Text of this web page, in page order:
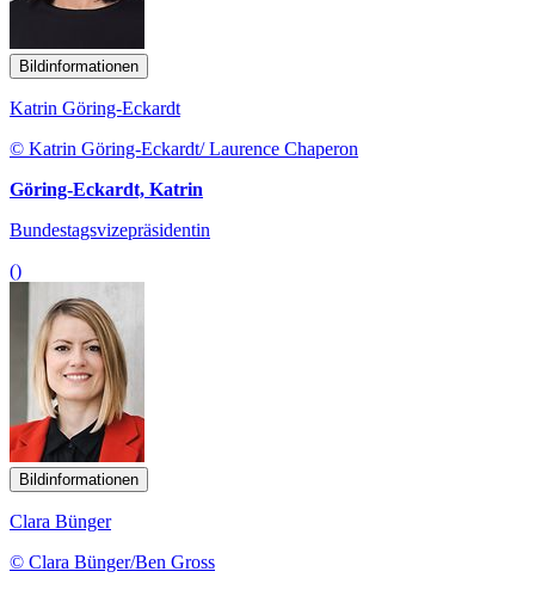
Bildinformationen
Katrin Göring-Eckardt
© Katrin Göring-Eckardt/ Laurence Chaperon
Göring-Eckardt, Katrin
Bundestagsvizepräsidentin
()
Bildinformationen
Clara Bünger
© Clara Bünger/Ben Gross